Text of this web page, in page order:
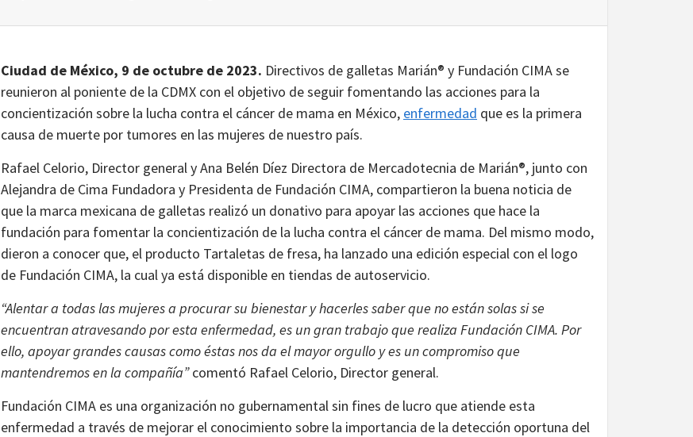
Ciudad de México, 9 de octubre de 2023. Directivos de galletas Marián® y Fundación CIMA se
reunieron al poniente de la CDMX con el objetivo de seguir fomentando las acciones para la
concientización sobre la lucha contra el cáncer de mama en México, enfermedad que es la primera
causa de muerte por tumores en las mujeres de nuestro país.
Rafael Celorio, Director general y Ana Belén Díez Directora de Mercadotecnia de Marián®, junto con
Alejandra de Cima Fundadora y Presidenta de Fundación CIMA, compartieron la buena noticia de
que la marca mexicana de galletas realizó un donativo para apoyar las acciones que hace la
fundación para fomentar la concientización de la lucha contra el cáncer de mama. Del mismo modo,
dieron a conocer que, el producto Tartaletas de fresa, ha lanzado una edición especial con el logo
de Fundación CIMA, la cual ya está disponible en tiendas de autoservicio.
“Alentar a todas las mujeres a procurar su bienestar y hacerles saber que no están solas si se
encuentran atravesando por esta enfermedad, es un gran trabajo que realiza Fundación CIMA. Por
ello, apoyar grandes causas como éstas nos da el mayor orgullo y es un compromiso que
mantendremos en la compañía”comentó Rafael Celorio, Director general.
Fundación CIMA es una organización no gubernamental sin fines de lucro que atiende esta
enfermedad a través de mejorar el conocimiento sobre la importancia de la detección oportuna del